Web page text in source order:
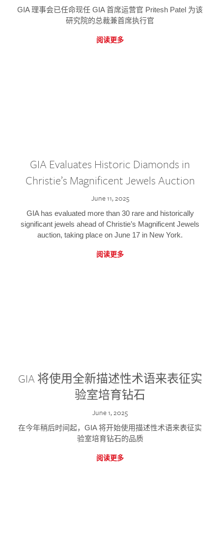
GIA 理事会已任命现任 GIA 首席运营官 Pritesh Patel 为该
研究院的总裁兼首席执行官
阅读更多
GIA Evaluates Historic Diamonds in
Christie’s Magnificent Jewels Auction
June 11, 2025
GIA has evaluated more than 30 rare and historically
significant jewels ahead of Christie’s Magnificent Jewels
auction, taking place on June 17 in New York.
阅读更多
GIA 将使用全新描述性术语来表征实
验室培育钻石
June 1, 2025
在今年稍后时间起，GIA 将开始使用描述性术语来表征实
验室培育钻石的品质
阅读更多